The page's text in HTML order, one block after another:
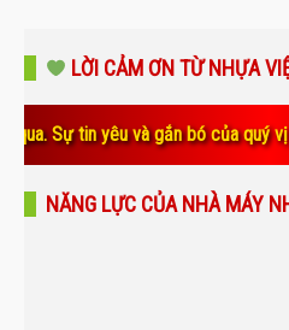
LỜI CẢM ƠN TỪ NHỰA
bó của quý vị chính là
NĂNG LỰC CỦA NHÀ MÁY